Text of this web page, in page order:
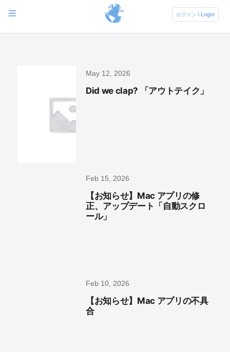
ログイン | Login
May 12, 2026
Did we clap? 「アウトテイク」
Feb 15, 2026
【お知らせ】Mac アプリの修
正、アップデート「自動スクロ
ール」
Feb 10, 2026
【お知らせ】Mac アプリの不具
合